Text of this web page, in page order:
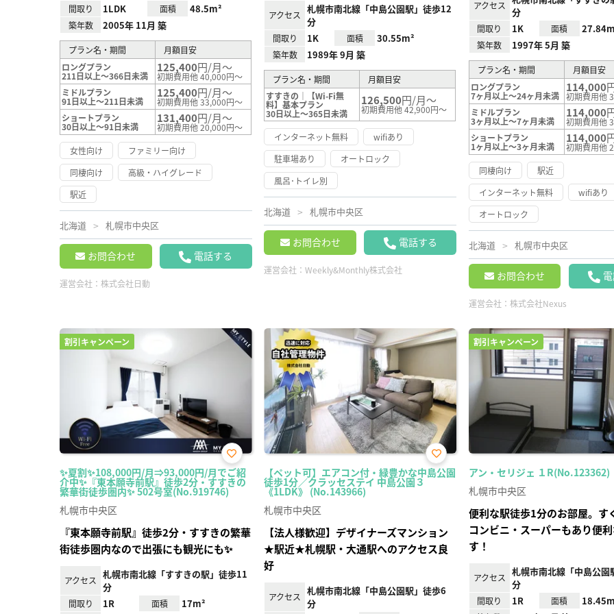
間取り 1LDK 面積 48.5m²
築年数 2005年 11月 築
プラン名・期間
月額目安
ロングプラン
211日以上～366日未満
125,400円/月～
初期費用他 40,000円～
ミドルプラン
91日以上～211日未満
125,400円/月～
初期費用他 33,000円～
ショートプラン
30日以上～91日未満
131,400円/月～
初期費用他 20,000円～
女性向け
ファミリー向け
同棲向け
高級・ハイグレード
駅近
北海道 札幌市中央区
お問合わせ 電話する
運営会社： 株式会社日動
アクセス
札幌市南北線「中島公園駅」徒歩12
分
間取り 1K 面積 30.55m²
築年数 1989年 9月 築
プラン名・期間
月額目安
すすきの｜【Wi-Fi無
料】基本プラン
30日以上～365日未満
126,500円/月～
初期費用他 42,900円～
インターネット無料
wifiあり
駐車場あり
オートロック
風呂･トイレ別
北海道 札幌市中央区
お問合わせ 電話する
運営会社：Weekly&Monthly株式会社
アクセス
分
間取り 1K 面積
築年数 1997年 5月 築
プラン名・期間
月額目安
ロングプラン
7ヶ月以上～24ヶ月未満
114,000
初期費用他
ミドルプラン
3ヶ月以上～7ヶ月未満
114,000
初期費用他
ショートプラン
1ヶ月以上～3ヶ月未満
114,000
初期費用他
同棲向け
駅近
インターネット無料
wifiあり
オートロック
北海道 札幌市中央区
お問合わせ
運営会社： 株式会社Nexus
割引キャンペーン
✨夏割✨108,000円/月⇒93,000円/月でご紹
介中✨『東本願寺前駅』徒歩2分・すすきの
繁華街徒歩圏内✨ 502号室(No.919746)
お気
に入
り登
録
札幌市中央区
『東本願寺前駅』徒歩2分・すすきの繁華
街徒歩圏内なので出張にも観光にも✨
アクセス
札幌市南北線「すすきの駅」徒歩11
分
間取り 1R 面積 17m²
【ペット可】エアコン付・緑豊かな中島公園
徒歩1分／クラッセステイ 中島公園３
《1LDK》 (No.143966)
お気
に入
札幌市中央区
【法人様歓迎】デザイナーズマンション
★駅近★札幌駅・大通駅へのアクセス良
好
アクセス
札幌市南北線「中島公園駅」徒歩6
分
割引キャンペーン
アン・セリジェ １R(No.123362)
札幌市中央区
便利な駅徒歩1分のお部屋。す
コンビニ・スーパーもあり便
す！
アクセス
札幌市南北線「中島公園
分
間取り 1R 面積